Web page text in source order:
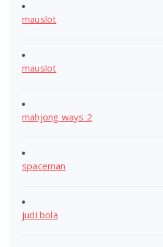
mauslot
mauslot
mahjong ways 2
spaceman
judi bola